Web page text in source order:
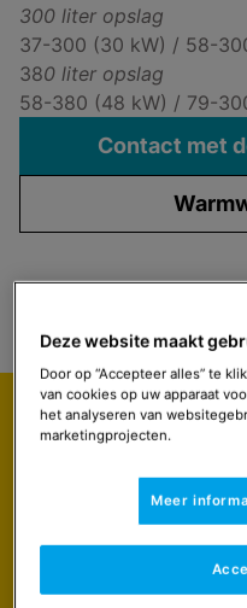
300 liter opslag
37-300 (30 kW) / 58-
380 liter opslag
58-380 (48 kW) / 79-
Contact met
Uitgelicht
Toegerust voor
industrie en
De EBW Pro is
Maximaal-
Thermische
Deze website maakt
Door op “Accepteer alles” te
van cookies op uw apparaat
het analyseren van
marketingprojecten.
Meer